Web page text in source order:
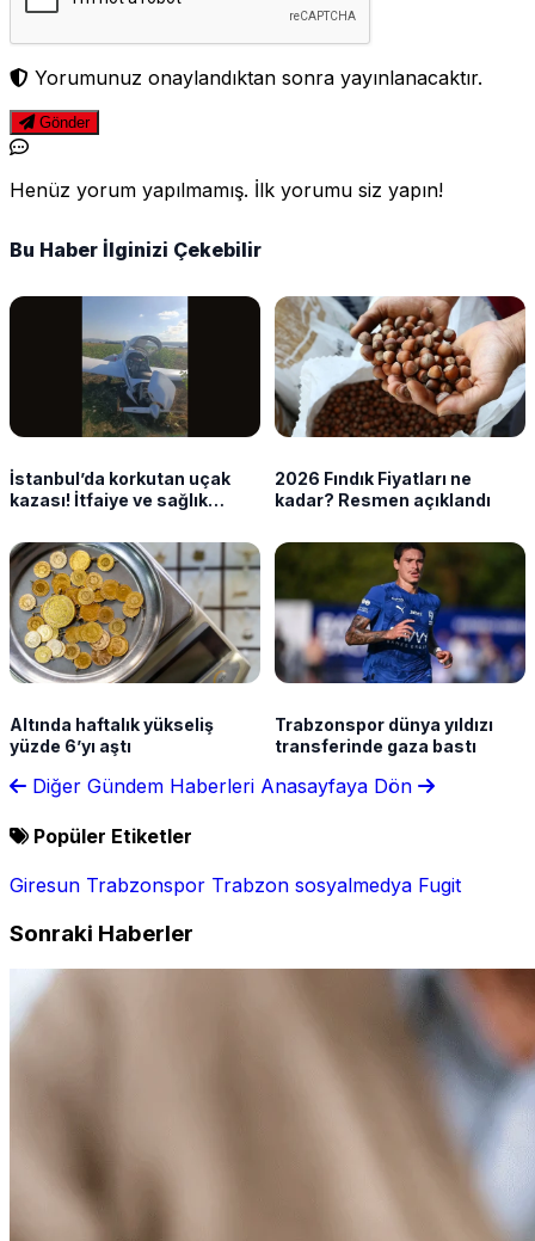
Yorumunuz onaylandıktan sonra yayınlanacaktır.
Gönder
Henüz yorum yapılmamış. İlk yorumu siz yapın!
Bu Haber İlginizi Çekebilir
İstanbul’da korkutan uçak
kazası! İtfaiye ve sağlık
2026 Fındık Fiyatları ne
kadar? Resmen açıklandı
Altında haftalık yükseliş
yüzde 6’yı aştı
Trabzonspor dünya yıldızı
transferinde gaza bastı
Diğer Gündem Haberleri Anasayfaya Dön
Popüler Etiketler
Giresun Trabzonspor Trabzon sosyalmedya Fugit
Sonraki Haberler